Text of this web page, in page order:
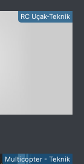
RC Uçak-Teknik
Multicopter - Teknik